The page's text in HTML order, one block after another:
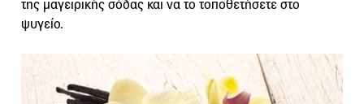
της μαγειρικής σόδας και να το τοποθετήσετε στο
ψυγείο.